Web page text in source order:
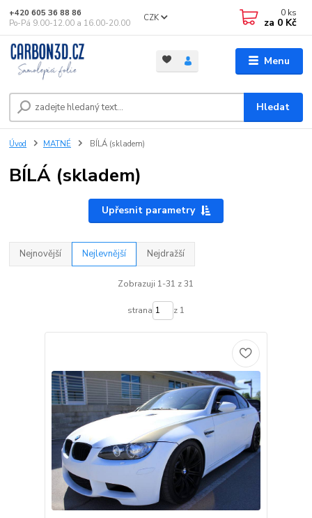
Menu
CZK
Hledat
+420 605 36 88 86
Po-Pá 9.00-12.00 a 16.00-20.00
0 ks
za 0 Kč
Úvod MATNÉ BÍLÁ (skladem)
BÍLÁ (skladem)
Upřesnit parametry
Nejnovější Nejlevnější Nejdražší
Zobrazuji 1-31 z 31
strana z 1